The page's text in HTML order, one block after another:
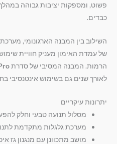
פשוט, ומספקות יציבות גבוהה
כבדים.
השילוב בין המבנה הארגונומי,
של עמדת האימון מעניק חוויית
הרמות. המבנה המסיבי של סדרת
לאורך שנים גם בשימוש אינטנסיבי
יתרונות עיקריים
מסלול תנועה טבעי וחלק
מערכת גלגלות מתקדמת
מושב מתכוונן עם מנגנון גז